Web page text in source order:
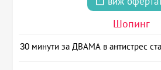
Шопинг
30 минути за ДВАМА в антистрес